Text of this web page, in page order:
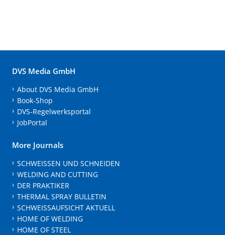
DVS Media GmbH
About DVS Media GmbH
Book-Shop
DVS-Regelwerksportal
JobPortal
More Journals
SCHWEISSEN UND SCHNEIDEN
WELDING AND CUTTING
DER PRAKTIKER
THERMAL SPRAY BULLETIN
SCHWEISSAUFSICHT AKTUELL
HOME OF WELDING
HOME OF STEEL